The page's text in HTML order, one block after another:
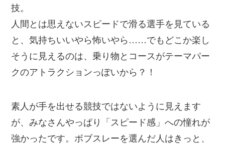
技。
人間とは思えないスピードで滑る選手を見ている
と、気持ちいいやら怖いやら……でもどこか楽し
そうに見えるのは、乗り物とコースがテーマパー
クのアトラクションっぽいから？！
素人が手を出せる競技ではないように見えます
が、みなさんやっぱり「スピード感」への憧れが
強かったです。ボブスレーを選んだ人はきっと、